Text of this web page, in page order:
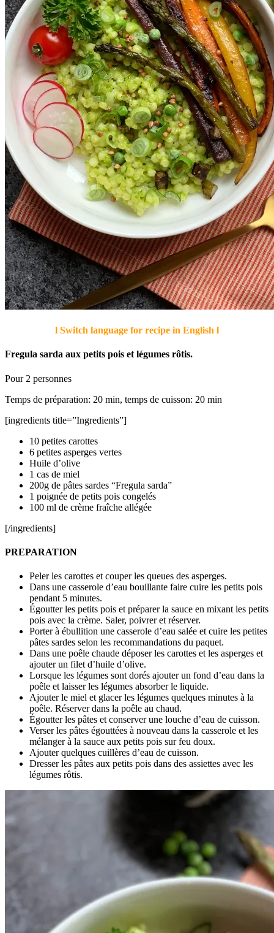
l Switch language for recipe in English l
Fregula sarda aux petits pois et légumes rôtis.
Pour 2 personnes
Temps de préparation: 20 min, temps de cuisson: 20 min
[ingredients title=”Ingredients”]
10 petites carottes
6 petites asperges vertes
Huile d’olive
1 cas de miel
200g de pâtes sardes “Fregula sarda”
1 poignée de petits pois congelés
100 ml de crème fraîche allégée
[/ingredients]
PREPARATION
Peler les carottes et couper les queues des asperges.
Dans une casserole d’eau bouillante faire cuire les petits pois
pendant 5 minutes.
Égoutter les petits pois et préparer la sauce en mixant les petits
pois avec la crème. Saler, poivrer et réserver.
Porter à ébullition une casserole d’eau salée et cuire les petites
pâtes sardes selon les recommandations du paquet.
Dans une poêle chaude déposer les carottes et les asperges et
ajouter un filet d’huile d’olive.
Lorsque les légumes sont dorés ajouter un fond d’eau dans la
poêle et laisser les légumes absorber le liquide.
Ajouter le miel et glacer les légumes quelques minutes à la
poêle. Réserver dans la poêle au chaud.
Égoutter les pâtes et conserver une louche d’eau de cuisson.
Verser les pâtes égouttées à nouveau dans la casserole et les
mélanger à la sauce aux petits pois sur feu doux.
Ajouter quelques cuillères d’eau de cuisson.
Dresser les pâtes aux petits pois dans des assiettes avec les
légumes rôtis.